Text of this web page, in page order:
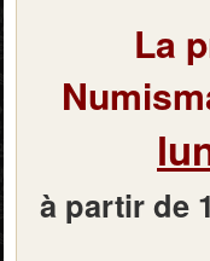
La
à partir de